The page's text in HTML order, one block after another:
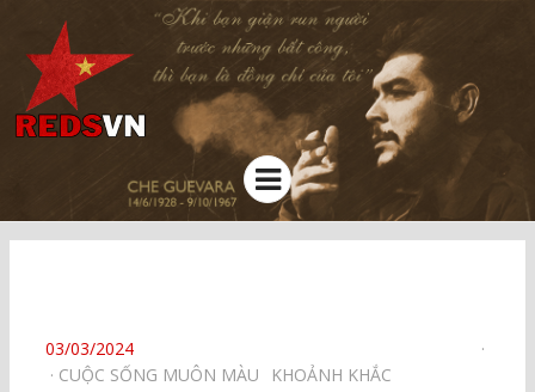
Kênh chia sẻ tri thức cộng đồng
Menu
POSTED
ON
03/03/2024
CUỘC SỐNG MUÔN MÀU⠀
KHOẢNH KHẮC⠀